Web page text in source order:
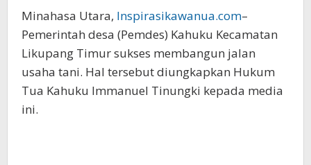
Minahasa Utara, Inspirasikawanua.com–
Pemerintah desa (Pemdes) Kahuku Kecamatan
Likupang Timur sukses membangun jalan
usaha tani. Hal tersebut diungkapkan Hukum
Tua Kahuku Immanuel Tinungki kepada media
ini.